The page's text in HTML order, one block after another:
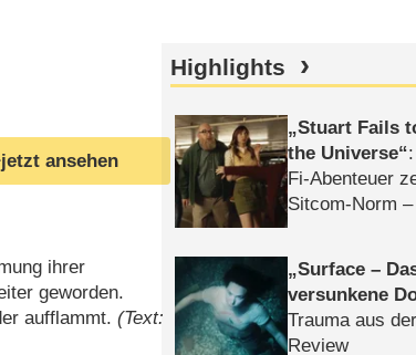
jetzt ansehen
ihrer
geworden.
aufflammt.(Text:
Highlights
Stuart Fails
the Universe
Fi-Abenteuer
Sitcom-Norm
Surface –
versunkene
Trauma aus
Review